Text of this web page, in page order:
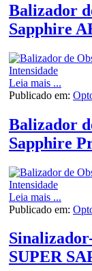
Balizador
Sapphire
Leia mais ...
Publicado em:
Balizador
Sapphire
Leia mais ...
Publicado em:
SUPER